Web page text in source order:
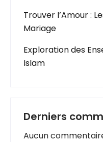
Trouver l’Amour :
Mariage
Exploration des
Islam
Derniers
Aucun